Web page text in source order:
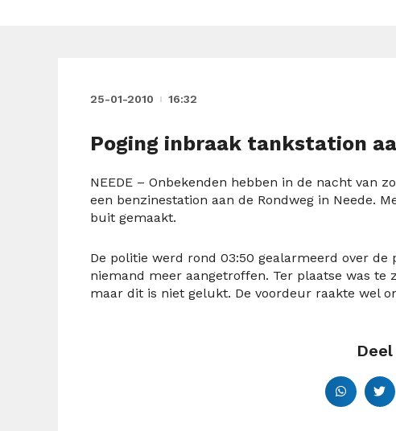
25-01-2010 16:32
Poging inbraak tankstation
NEEDE – Onbekenden hebben in de nacht van
een benzinestation aan de Rondweg in Neede.
buit gemaakt.
De politie werd rond 03:50 gealarmeerd over
niemand meer aangetroffen. Ter plaatse was
maar dit is niet gelukt. De voordeur raakte wel